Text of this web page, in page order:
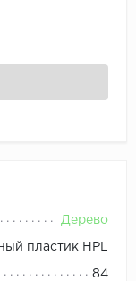
Дерево
пластик HPL
84